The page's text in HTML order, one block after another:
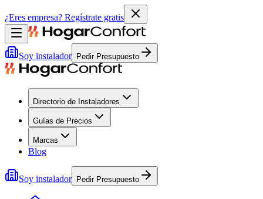
¿Eres empresa? Regístrate gratis
Soy instalador Pedir Presupuesto
Directorio de Instaladores
Guías de Precios
Marcas
Blog
Soy instalador Pedir Presupuesto